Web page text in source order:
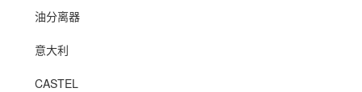
油分离器
意大利
CASTEL